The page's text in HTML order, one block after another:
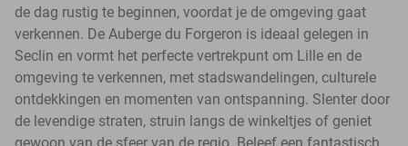
de dag rustig te beginnen, voordat je de omgeving gaat
verkennen. De Auberge du Forgeron is ideaal gelegen in
Seclin en vormt het perfecte vertrekpunt om Lille en de
omgeving te verkennen, met stadswandelingen, culturele
ontdekkingen en momenten van ontspanning. Slenter door
de levendige straten, struin langs de winkeltjes of geniet